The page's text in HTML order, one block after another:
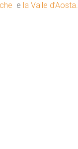
e la Valle d’Aosta.